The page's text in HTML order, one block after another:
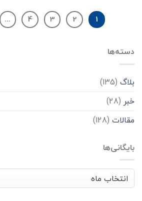
1
2
3
4
…
دسته‌ها
بلاگ (135)
خبر (28)
مقالات (128)
بایگانی‌ها
بایگانی‌ها